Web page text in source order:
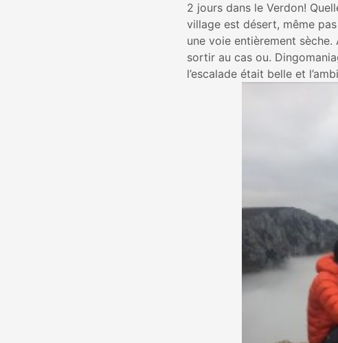
2 jours dans le Verdon!
village est désert, même
une voie entièrement
sortir au cas ou.
l’escalade était belle et